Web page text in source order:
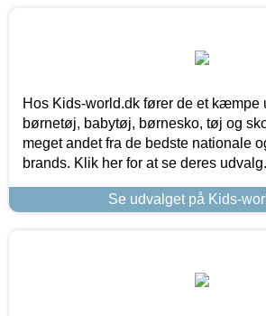
Hos Kids-world.dk fører de et kæmpe
børnetøj, babytøj, børnesko, tøj og
meget andet fra de bedste nationale
brands. Klik her for at se deres udvalg.
Se udvalget på Kids-